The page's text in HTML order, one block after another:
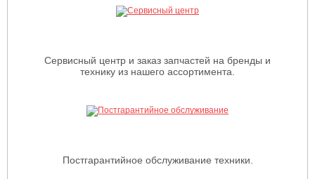
Сервисный центр и заказ запчастей на бренды и
технику из нашего ассортимента.
Постгарантийное обслуживание техники.